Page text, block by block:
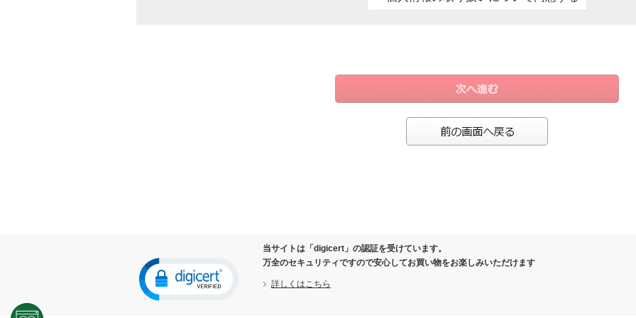
お取り寄せ商品が入荷した際、お客様にご連絡させていただくため
修理ご依頼の際、修理された製品の履歴を管理させていただくため
情報関連商品の修理をご依頼の際に当社と覚書を交わさせていただいた場合
ダイレクトメールやメールマガジン、スマートフォンアプリ等でクーポン等の特典をお届けさせていただくため
人の生命、身体または財産の保護のために必要がある場合であって、ご本人さまの同意を得ることが困難であると
公衆衛生の向上または児童の健全な育成の推進のために特に必要がある場合であって、ご本人さまの同意を得るこ
国の機関もしくは地方公共団体またはその委託を受けた者が法令の定める事務を遂行することに対して協力する
当サイトは「digicert」の認証を受けています。
万全のセキュリティですので安心してお買い物をお楽しみいただけます
詳しくはこちら